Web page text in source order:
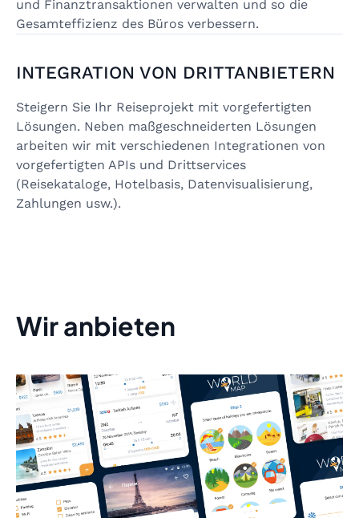
und Finanztransaktionen verwalten und so die
Gesamteffizienz des Büros verbessern.
INTEGRATION VON DRITTANBIETERN
Steigern Sie Ihr Reiseprojekt mit vorgefertigten
Lösungen. Neben maßgeschneiderten Lösungen
arbeiten wir mit verschiedenen Integrationen von
vorgefertigten APIs und Drittservices
(Reisekataloge, Hotelbasis, Datenvisualisierung,
Zahlungen usw.).
Wir anbieten